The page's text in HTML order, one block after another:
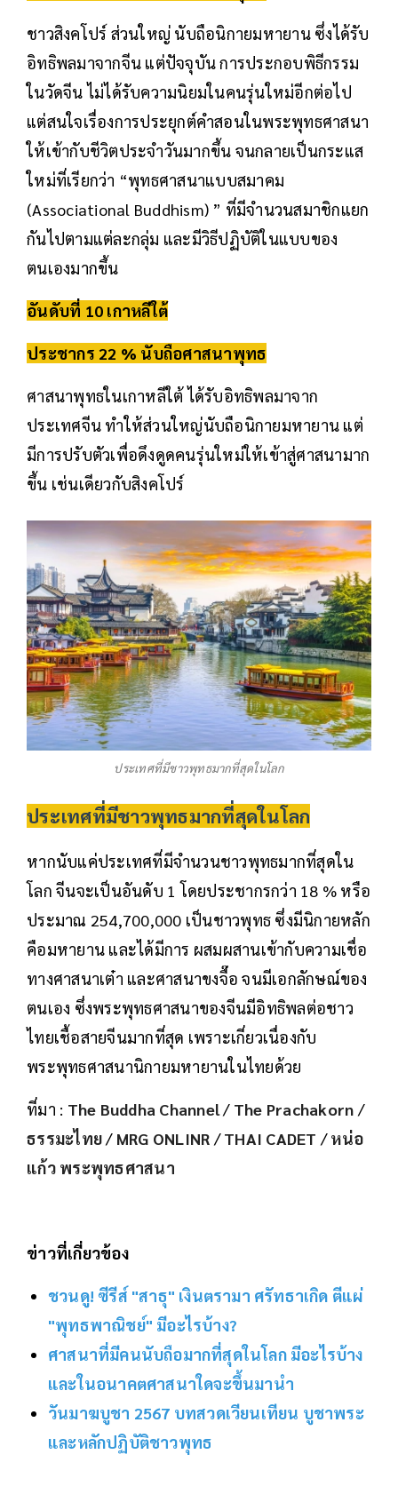
ชาวสิงคโปร์ ส่วนใหญ่ นับถือนิกายมหายาน ซึ่งได้รับ
อิทธิพลมาจากจีน แต่ปัจจุบัน การประกอบพิธีกรรม
ในวัดจีน ไม่ได้รับความนิยมในคนรุ่นใหม่อีกต่อไป
แต่สนใจเรื่องการประยุกต์คำสอนในพระพุทธศาสนา
ให้เข้ากับชีวิตประจำวันมากขึ้น จนกลายเป็นกระแส
ใหม่ที่เรียกว่า “พุทธศาสนาแบบสมาคม
(Associational Buddhism) ” ที่มีจำนวนสมาชิกแยก
กันไปตามแต่ละกลุ่ม และมีวิธีปฏิบัติในแบบของ
ตนเองมากขึ้น
อันดับที่ 10 เกาหลีใต้
ประชากร 22 % นับถือศาสนาพุทธ
ศาสนาพุทธในเกาหลีใต้ ได้รับอิทธิพลมาจาก
ประเทศจีน ทำให้ส่วนใหญ่นับถือนิกายมหายาน แต่
มีการปรับตัวเพื่อดึงดูดคนรุ่นใหม่ให้เข้าสู่ศาสนามาก
ขึ้น เช่นเดียวกับสิงคโปร์
ประเทศที่มีชาวพุทธมากที่สุดในโลก
ประเทศที่มีชาวพุทธมากที่สุดในโลก
หากนับแค่ประเทศที่มีจำนวนชาวพุทธมากที่สุดใน
โลก จีนจะเป็นอันดับ 1 โดยประชากรกว่า 18 % หรือ
ประมาณ 254,700,000 เป็นชาวพุทธ ซึ่งมีนิกายหลัก
คือมหายาน และได้มีการ ผสมผสานเข้ากับความเชื่อ
ทางศาสนาเต๋า และศาสนาขงจื๊อ จนมีเอกลักษณ์ของ
ตนเอง ซึ่งพระพุทธศาสนาของจีนมีอิทธิพลต่อชาว
ไทยเชื้อสายจีนมากที่สุด เพราะเกี่ยวเนื่องกับ
พระพุทธศาสนานิกายมหายานในไทยด้วย
ที่มา : The Buddha Channel/ The Prachakorn /
ธรรมะไทย/ MRG ONLINR /THAI CADET /หน่อ
แก้ว พระพุทธศาสนา
ข่าวที่เกี่ยวข้อง
ชวนดู! ซีรีส์ "สาธุ" เงินตรามา ศรัทธาเกิด ตีแผ่
"พุทธพาณิชย์" มีอะไรบ้าง?
ศาสนาที่มีคนนับถือมากที่สุดในโลก มีอะไรบ้าง
และในอนาคตศาสนาใดจะขึ้นมานำ
วันมาฆบูชา 2567 บทสวดเวียนเทียน บูชาพระ
และหลักปฏิบัติชาวพุทธ